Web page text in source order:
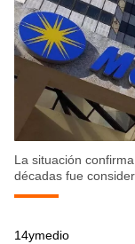
La situación
décadas fue
14ymedio